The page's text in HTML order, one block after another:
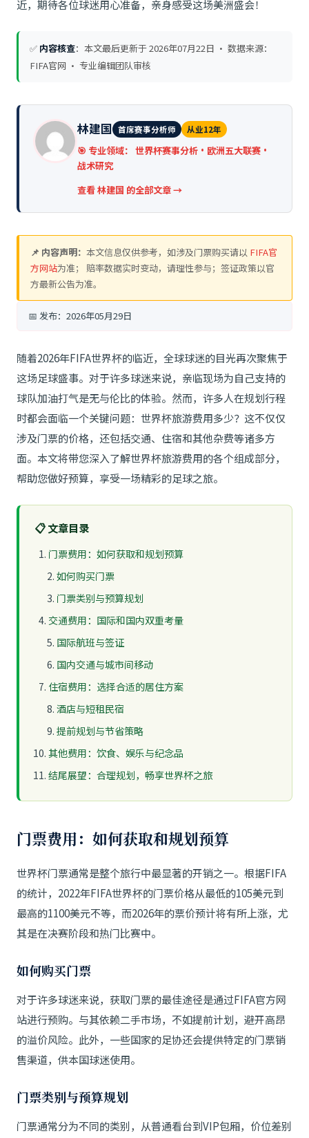
近，期待各位球迷用心准备，亲身感受这场美洲盛会！
✅ 内容核查：本文最后更新于2026年07月22日 · 数据来源：
FIFA官网 · 专业编辑团队审核
林建国 首席赛事分析师 从业12年
🎯 专业领域： 世界杯赛事分析·欧洲五大联赛·
战术研究
查看 林建国 的全部文章 →
📌 内容声明： 本文信息仅供参考，如涉及门票购买请以 FIFA官
方网站为准； 赔率数据实时变动，请理性参与；签证政策以官
方最新公告为准。
📅 发布： 2026年05月29日
随着2026年FIFA世界杯的临近，全球球迷的目光再次聚焦于
这场足球盛事。对于许多球迷来说，亲临现场为自己支持的
球队加油打气是无与伦比的体验。然而，许多人在规划行程
时都会面临一个关键问题：世界杯旅游费用多少？这不仅仅
涉及门票的价格，还包括交通、住宿和其他杂费等诸多方
面。本文将带您深入了解世界杯旅游费用的各个组成部分，
帮助您做好预算，享受一场精彩的足球之旅。
📋文章目录
门票费用：如何获取和规划预算
如何购买门票
门票类别与预算规划
交通费用：国际和国内双重考量
国际航班与签证
国内交通与城市间移动
住宿费用：选择合适的居住方案
酒店与短租民宿
提前规划与节省策略
其他费用：饮食、娱乐与纪念品
结尾展望：合理规划，畅享世界杯之旅
门票费用：如何获取和规划预算
世界杯门票通常是整个旅行中最显著的开销之一。根据FIFA
的统计，2022年FIFA世界杯的门票价格从最低的105美元到
最高的1100美元不等，而2026年的票价预计将有所上涨，尤
其是在决赛阶段和热门比赛中。
如何购买门票
对于许多球迷来说，获取门票的最佳途径是通过FIFA官方网
站进行预购。与其依赖二手市场，不如提前计划，避开高昂
的溢价风险。此外，一些国家的足协还会提供特定的门票销
售渠道，供本国球迷使用。
门票类别与预算规划
门票通常分为不同的类别，从普通看台到VIP包厢，价位差别